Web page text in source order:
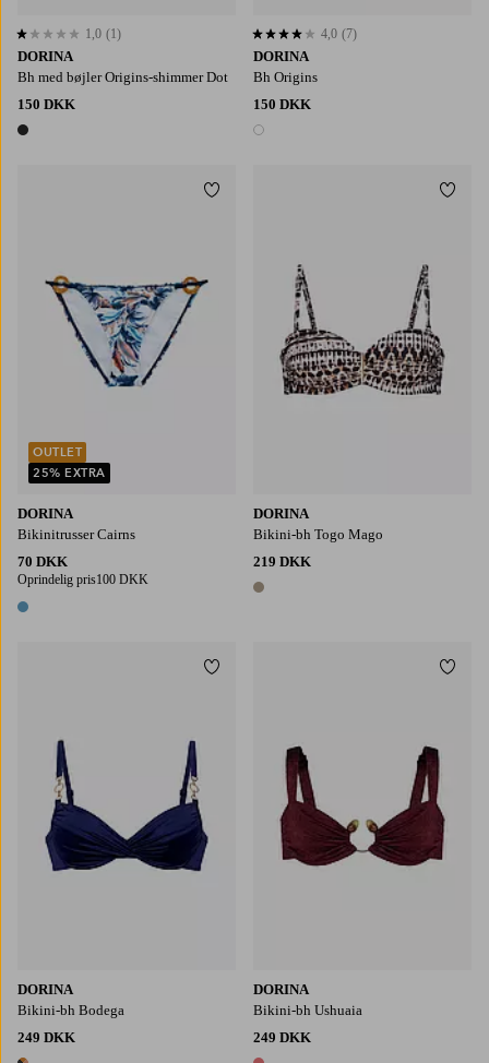
DORINA
Bh med bøjler Origins-shimmer Dot
150 DKK
1 farve
1,0 baseret på 1 bedømmelser
1,0 (1)
DORINA
Bh Origins
150 DKK
1 farve
4,0 baseret på 7 bedømmelser
4,0 (7)
DORINA
Bikinitrusser Cairns
70 DKK
Oprindelig pris100 DKK
1 farve
OUTLET
25% EXTRA
Tilføj til favoritter
DORINA
Bikini-bh Togo Mago
219 DKK
1 farve
DORINA
Bikini-bh Bodega
249 DKK
Tilføj til favoritter
DORINA
Bikini-bh Ushuaia
249 DKK